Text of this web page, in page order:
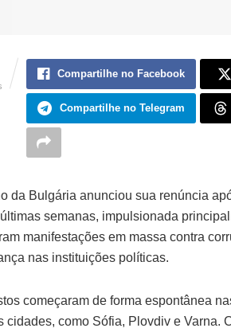
Compartilhe no Facebook
Compartilhe no Telegram
da Bulgária anunciou sua renúncia
semanas, impulsionada
manifestações em massa contra
nas instituições políticas.
começaram de forma espontânea
cidades, como Sófia, Plovdiv e Varna.